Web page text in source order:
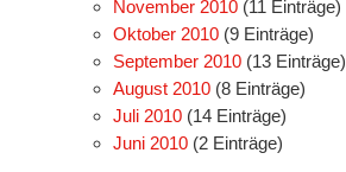
November 2010 (11 Einträge)
Oktober 2010 (9 Einträge)
September 2010 (13 Einträge)
August 2010 (8 Einträge)
Juli 2010 (14 Einträge)
Juni 2010 (2 Einträge)